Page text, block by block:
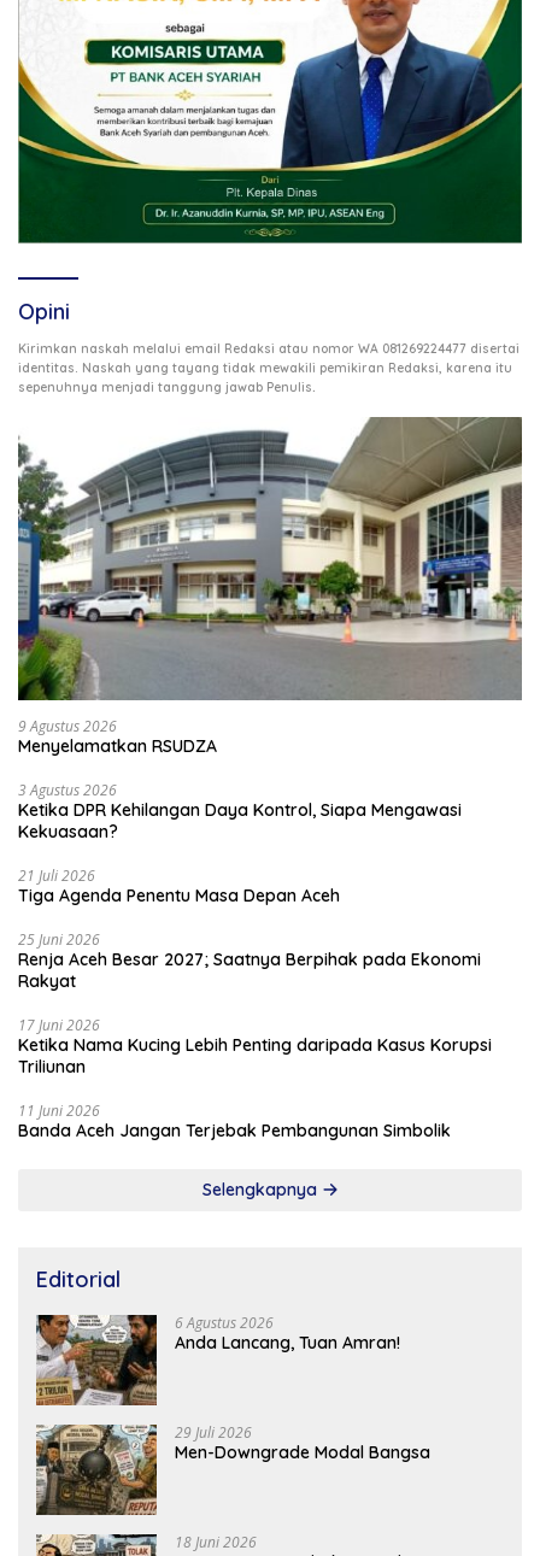
Opini
Kirimkan naskah melalui email Redaksi atau nomor WA 081269224477 disertai
identitas. Naskah yang tayang tidak mewakili pemikiran Redaksi, karena itu
sepenuhnya menjadi tanggung jawab Penulis
9 Agustus 2026
Menyelamatkan RSUDZA
3 Agustus 2026
Ketika DPR Kehilangan Daya Kontrol, Siapa Mengawasi
Kekuasaan?
21 Juli 2026
Tiga Agenda Penentu Masa Depan Aceh
25 Juni 2026
Renja Aceh Besar 2027; Saatnya Berpihak pada Ekonomi
Rakyat
17 Juni 2026
Ketika Nama Kucing Lebih Penting daripada Kasus Korupsi
Triliunan
11 Juni 2026
Banda Aceh Jangan Terjebak Pembangunan Simbolik
Selengkapnya
Editorial
6 Agustus 2026
Anda Lancang, Tuan Amran!
29 Juli 2026
Men-Downgrade Modal Bangsa
18 Juni 2026